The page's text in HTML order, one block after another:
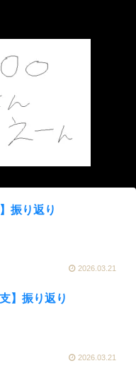
振り返り
2026.03.21
】振り返り
2026.03.21